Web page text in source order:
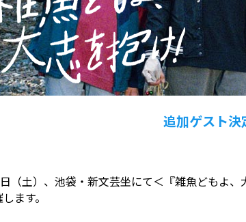
追加ゲスト決
（土）、池袋・新文芸坐にて＜『雑魚どもよ
ます。